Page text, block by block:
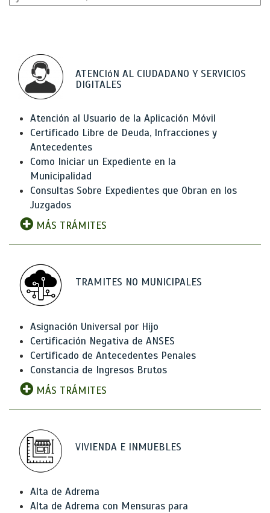
ATENCIóN AL CIUDADANO Y SERVICIOS
DIGITALES
Atención al Usuario de la Aplicación Móvil
Certificado Libre de Deuda, Infracciones y
Antecedentes
Como Iniciar un Expediente en la
Municipalidad
Consultas Sobre Expedientes que Obran en los
Juzgados
MÁS TRÁMITES
TRAMITES NO MUNICIPALES
Asignación Universal por Hijo
Certificación Negativa de ANSES
Certificado de Antecedentes Penales
Constancia de Ingresos Brutos
MÁS TRÁMITES
VIVIENDA E INMUEBLES
Alta de Adrema
Alta de Adrema con Mensuras para